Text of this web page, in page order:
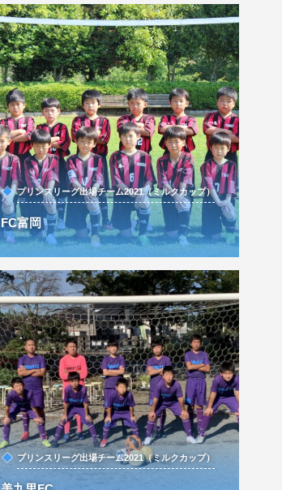
プリンスリーグ出場チーム2021（ミルクカップ）
FC富岡
プリンスリーグ出場チーム2021（ミルクカップ）